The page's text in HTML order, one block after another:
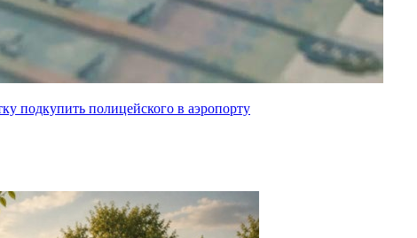
подкупить полицейского в аэропорту